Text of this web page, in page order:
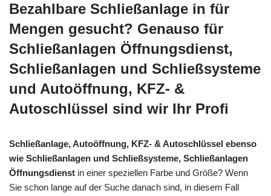
Bezahlbare Schließanlage in für
Mengen gesucht? Genauso für
Schließanlagen Öffnungsdienst,
Schließanlagen und Schließsysteme
und Autoöffnung, KFZ- &
Autoschlüssel sind wir Ihr Profi
Schließanlage, Autoöffnung, KFZ- & Autoschlüssel ebenso
wie Schließanlagen und Schließsysteme, Schließanlagen
Öffnungsdienst in einer speziellen Farbe und Größe? Wenn
Sie schon lange auf der Suche danach sind, in diesem Fall